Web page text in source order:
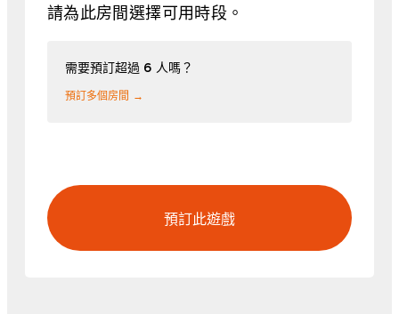
請為此房間選擇可用時段。
需要預訂超過 6 人嗎？
預訂多個房間 →
預訂此遊戲